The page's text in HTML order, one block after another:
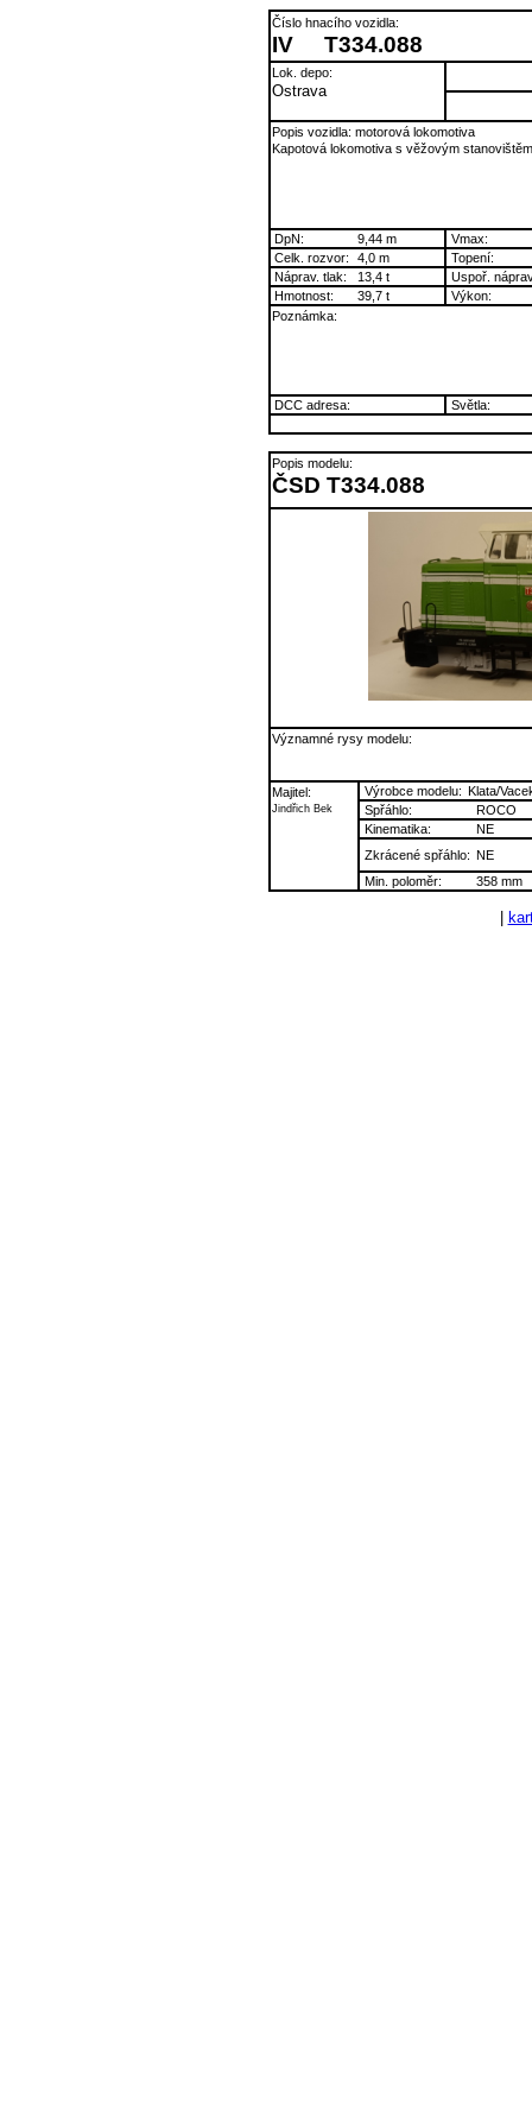
Číslo hnacího vozidla:
IV T334.088
Lok. depo:
Ostrava
Popis vozidla: motorová lokomotiva
Kapotová lokomotiva s věžovým stanovištěm
DpN: 9,44 m
Vmax:
Celk. rozvor:
4,0 m
Topení:
Náprav. tlak:
13,4 t
Uspoř.
Hmotnost:
39,7 t
Výkon:
Poznámka:
DCC adresa: Světla:
Popis modelu:
ČSD T334.088
Významné rysy modelu:
Majitel:
Jindřich Bek
Výrobce modelu: Klata/
Spřáhlo:
ROCO
Kinematika:
NE
Zkrácené spřáhlo: NE
Min. poloměr:
358 mm